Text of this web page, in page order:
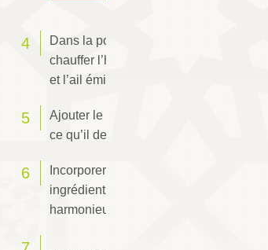
Dans la poêle à paella sur feu doux,
chauffer l’huile d’olive. Y faire revenir
et l’ail émincés.
Ajouter le riz sans cesser de remuer
ce qu’il devienne translucide.
Incorporer la tomate râpée et le reste
ingrédients en veillant à les disposer
harmonieusement.